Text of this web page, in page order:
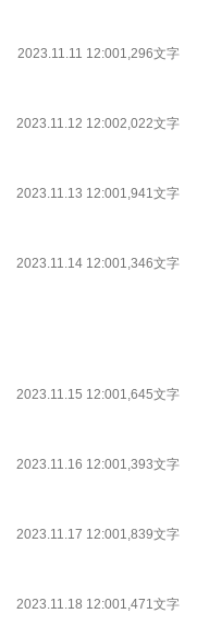
2023.11.11 12:001,296文字
2023.11.12 12:002,022文字
2023.11.13 12:001,941文字
2023.11.14 12:001,346文字
2023.11.15 12:001,645文字
2023.11.16 12:001,393文字
2023.11.17 12:001,839文字
2023.11.18 12:001,471文字